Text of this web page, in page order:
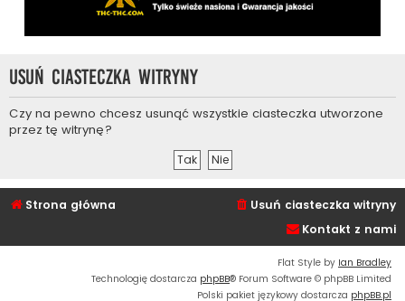
Usuń ciasteczka witryny
Czy na pewno chcesz usunąć wszystkie ciasteczka utworzone
przez tę witrynę?
Strona główna
Usuń ciasteczka witryny
Kontakt z nami
Flat Style by Ian Bradley
Technologię dostarcza phpBB® Forum Software © phpBB Limited
Polski pakiet językowy dostarcza phpBB.pl